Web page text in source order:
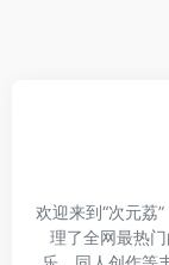
欢迎来到“次元荔
理了全网最热